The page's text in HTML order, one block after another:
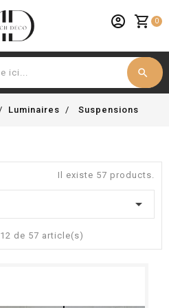
shopping_cart 0
account_circle
search
Luminaires Suspensions
Il existe 57 products.

de 57 article(s)